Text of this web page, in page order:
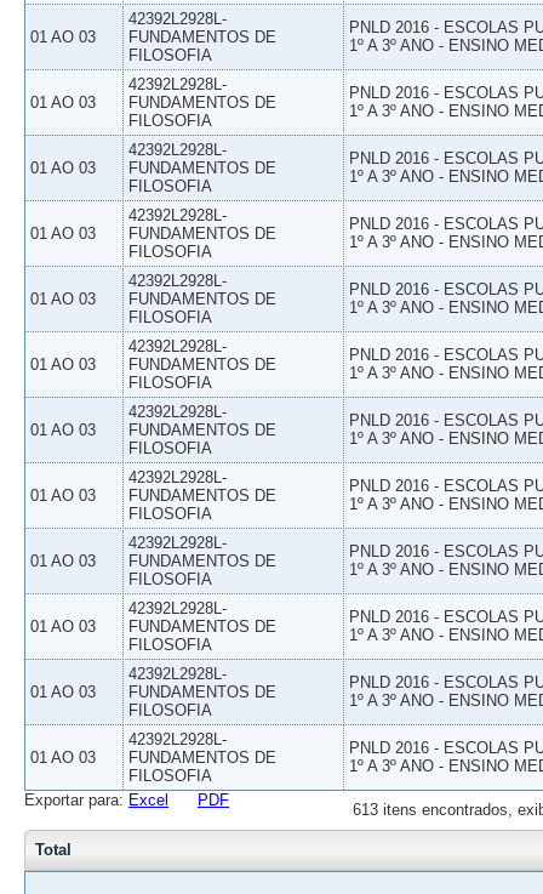
01 AO 03
42392L2928L-
FUNDAMENTOS DE
FILOSOFIA
PNLD 2016 - ESCOLAS
1º A 3º ANO - ENSINO
01 AO 03
42392L2928L-
FUNDAMENTOS DE
FILOSOFIA
PNLD 2016 - ESCOLAS
1º A 3º ANO - ENSINO
01 AO 03
42392L2928L-
FUNDAMENTOS DE
FILOSOFIA
PNLD 2016 - ESCOLAS
1º A 3º ANO - ENSINO
01 AO 03
42392L2928L-
FUNDAMENTOS DE
FILOSOFIA
PNLD 2016 - ESCOLAS
1º A 3º ANO - ENSINO
01 AO 03
42392L2928L-
FUNDAMENTOS DE
FILOSOFIA
PNLD 2016 - ESCOLAS
1º A 3º ANO - ENSINO
01 AO 03
42392L2928L-
FUNDAMENTOS DE
FILOSOFIA
PNLD 2016 - ESCOLAS
1º A 3º ANO - ENSINO
01 AO 03
42392L2928L-
FUNDAMENTOS DE
FILOSOFIA
PNLD 2016 - ESCOLAS
1º A 3º ANO - ENSINO
01 AO 03
42392L2928L-
FUNDAMENTOS DE
FILOSOFIA
PNLD 2016 - ESCOLAS
1º A 3º ANO - ENSINO
01 AO 03
42392L2928L-
FUNDAMENTOS DE
FILOSOFIA
PNLD 2016 - ESCOLAS
1º A 3º ANO - ENSINO
01 AO 03
42392L2928L-
FUNDAMENTOS DE
FILOSOFIA
PNLD 2016 - ESCOLAS
1º A 3º ANO - ENSINO
01 AO 03
42392L2928L-
FUNDAMENTOS DE
FILOSOFIA
PNLD 2016 - ESCOLAS
1º A 3º ANO - ENSINO
01 AO 03
42392L2928L-
FUNDAMENTOS DE
FILOSOFIA
PNLD 2016 - ESCOLAS
1º A 3º ANO - ENSINO
613 itens encontrados,
Exportar para: Excel PDF
Total